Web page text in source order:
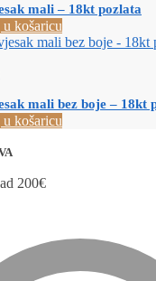
mali – 18kt pozlata
košaricu
mali bez boje – 18kt
košaricu
200€